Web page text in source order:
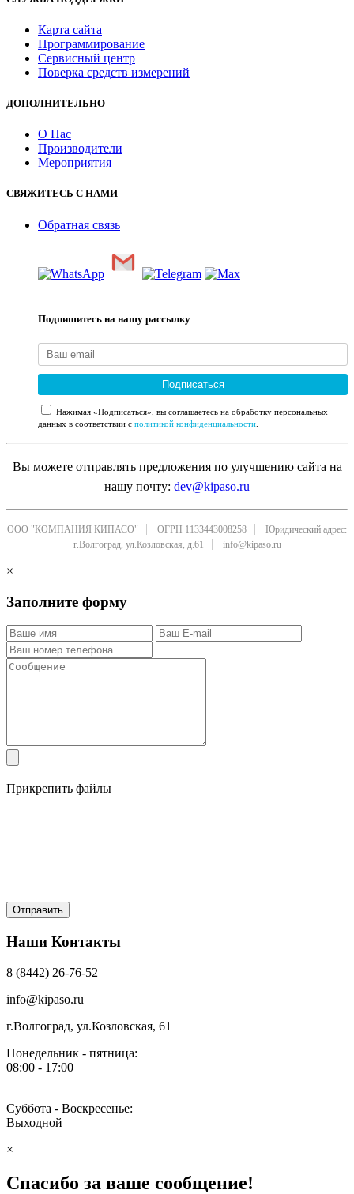
Карта сайта
Программирование
Сервисный центр
Поверка средств измерений
ДОПОЛНИТЕЛЬНО
О Нас
Производители
Мероприятия
СВЯЖИТЕСЬ С НАМИ
Обратная связь
Подпишитесь на нашу рассылку
Подписаться
Нажимая «Подписаться», вы соглашаетесь на обработку персональных
данных в соответствии с политикой конфиденциальности
Вы можете отправлять предложения по улучшению сайта на
нашу почту: dev@kipaso.ru
ООО "КОМПАНИЯ КИПАСО" ОГРН 1133443008258
Юридический адрес:
г.Волгоград, ул.Козловская, д.61
info@kipaso.ru
×
Заполните форму
Прикрепить файлы
Наши Контакты
8 (8442) 26-76-52
info@kipaso.ru
г.Волгоград, ул.Козловская, 61
Понедельник - пятница:
08:00 - 17:00
Суббота - Воскресенье:
Выходной
×
Спасибо за ваше сообщение!